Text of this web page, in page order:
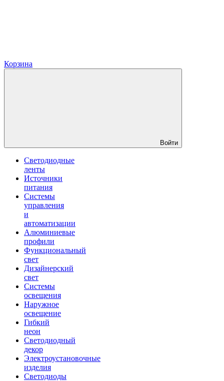
Корзина
Войти
Светодиодные
ленты
Источники
питания
Системы
управления
и
автоматизации
Алюминиевые
профили
Функциональный
свет
Дизайнерский
свет
Системы
освещения
Наружное
освещение
Гибкий
неон
Светодиодный
декор
Электроустановочные
изделия
Светодиоды